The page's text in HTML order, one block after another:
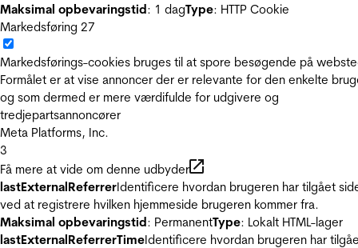
Maksimal opbevaringstid: 1 dagType: HTTP Cookie
Markedsføring 27
Markedsførings-cookies bruges til at spore besøgende på
Formålet er at vise annoncer der er relevante for den enkelte
og som dermed er mere værdifulde for udgivere og
tredjepartsannoncører
Meta Platforms, Inc.
3
Få mere at vide om denne udbyder
lastExternalReferrerIdentificere hvordan brugeren har tilgået
ved at registrere hvilken hjemmeside brugeren kommer fra.
Maksimal opbevaringstid: PermanentType: Lokalt HTML-lager
lastExternalReferrerTimeIdentificere hvordan brugeren har